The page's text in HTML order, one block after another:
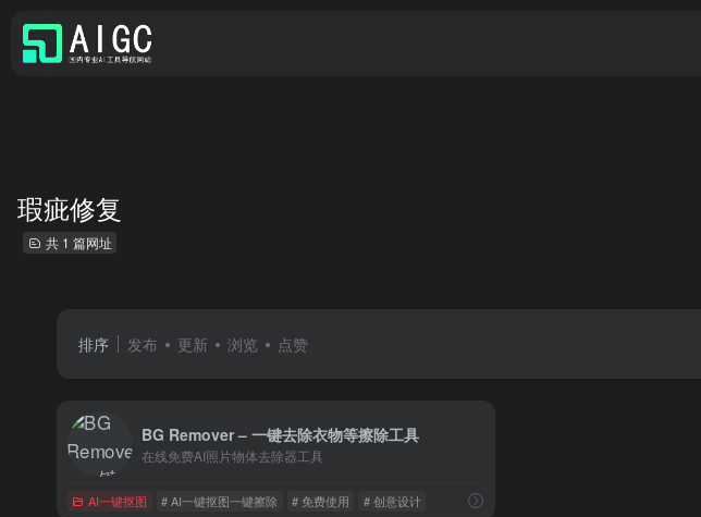
瑕疵修复
共 1 篇网址
排序 发布 更新 浏览 点赞
BG Remover – 一键去除衣物等擦除工具
在线免费AI照片物体去除器工具
AI一键抠图 # AI一键抠图一键擦除 # 免费使用 # 创意设计